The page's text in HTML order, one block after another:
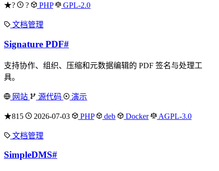
★? ? PHP GPL-2.0
文档管理
Signature PDF#
支持协作、组织、压缩和元数据编辑的 PDF 签名与处理工
具。
网站 源代码 演示
★815 2026-07-03 PHP deb Docker AGPL-3.0
文档管理
SimpleDMS#